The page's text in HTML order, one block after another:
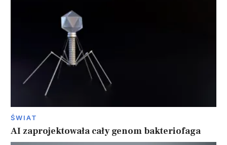
ŚWIAT
AI zaprojektowała cały genom bakteriofaga